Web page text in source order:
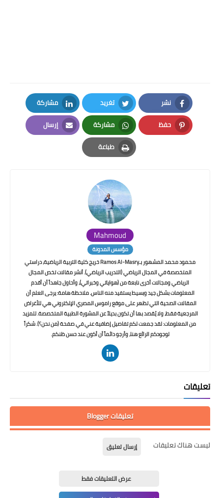
نشر
Facebook
تغريد
Twitter
مشاركة
LinkedIn
حفظ
Pinterest
مشاركة
Whatsapp
إرسال
Email
طباعة
Print
Mahmoud
مؤسس المدونة
محمود محمد المشهور بـRamos Al-Masry خريج كلية التربية الرياضية، دراستي
المتخصصة في المجال الرياضي (التدريب الرياضي). أنشر مقالات تخص المجال
الرياضي ومجالات أخرى نابعة من (هواياتي وخبراتي)، وأحاول جاهداً أن أقدم
المعلومات بشكل جيد وبسيط يستفيد منه الناس. ملاحظة هامة: يرجى العلم أن
المقالات الصحية التي تظهر على موقع راموس المصري الإلكتروني هي للأغراض
المرجعية فقط، ولا يُقصد بها أن تكون بديلاً عن المشورة الطبية المتخصصة. للمزيد
من المعلومات: لقد جمعت لكم تفاصيل إضافية عني في صفحة (من نحن؟). شكراً
لوجودكم الرائع هنا، وأرجو دائماً أن أكون عند حسن ظنكم.
تعليقات
تعليقات Blogger
ليست هناك تعليقات إرسال تعليق
عرض التعليقات فقط